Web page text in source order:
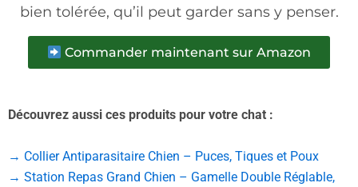
bien tolérée, qu’il peut garder sans y penser.
Commander maintenant sur Amazon
Découvrez aussi ces produits pour votre chat :
→ Collier Antiparasitaire Chien – Puces, Tiques et Poux
→ Station Repas Grand Chien – Gamelle Double Réglable,